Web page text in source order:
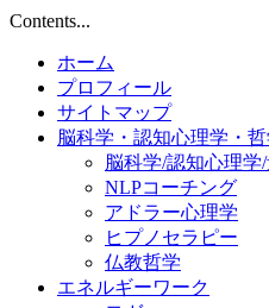
Contents...
ホーム
プロフィール
サイトマップ
脳科学・認知心理学・
脳科学/認知心理学
NLPコーチング
アドラー心理学
ヒプノセラピー
仏教哲学
エネルギーワーク